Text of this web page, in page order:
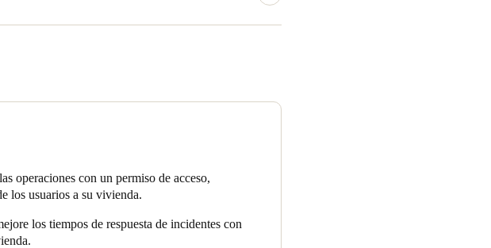
hacer la transición.
con la innovación y la aportación de avances en la
e inversión y queríamos asegurarnos de que la
operaciones con un permiso de acceso,
los usuarios a su vivienda.
los tiempos de respuesta de incidentes con